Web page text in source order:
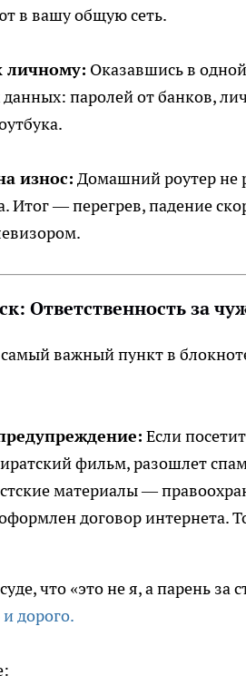
в вашу общую сеть.
личному: Оказавшись в
паролей от банков,
износ: Домашний роутер не
Итог — перегрев, падение
Ответственность за
важный пункт в
Если
фильм, разошлет
материалы —
договор интернета.
что «это не я, а парень
дорого.